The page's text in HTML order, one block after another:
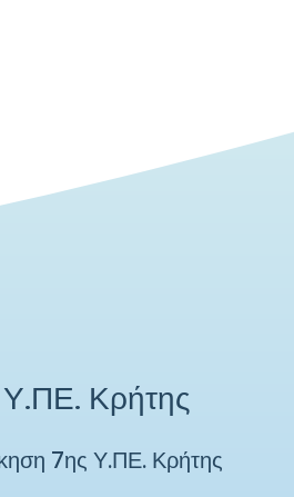
Κρήτης
7ης Υ.ΠΕ. Κρήτης